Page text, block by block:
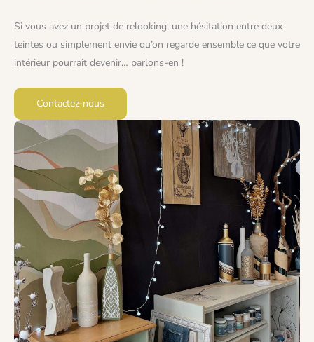
Si vous avez un projet de relooking, une hésitation entre deux
teintes ou simplement envie qu’on regarde ensemble ce que votre
intérieur pourrait devenir… parlons-en !
Contactez-nous